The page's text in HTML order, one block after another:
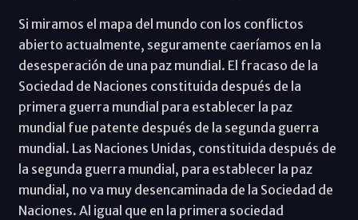
Si miramos el mapa del mundo con los conflictos
abierto actualmente, seguramente caeríamos en la
desesperación de una paz mundial. El fracaso de la
Sociedad de Naciones constituida después de la
primera guerra mundial para establecer la paz
mundial fue patente después de la segunda guerra
mundial. Las Naciones Unidas, constituida después de
la segunda guerra mundial, para establecer la paz
mundial, no va muy desencaminada de la Sociedad de
Naciones. Al igual que en la primera sociedad